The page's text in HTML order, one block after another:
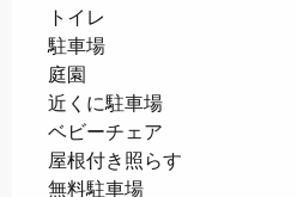
トイレ
駐車場
庭園
近くに駐車場
ベビーチェア
屋根付き照らす
無料駐車場